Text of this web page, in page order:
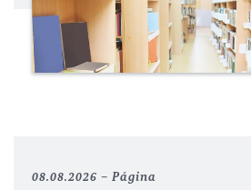
08.08.2026 Página